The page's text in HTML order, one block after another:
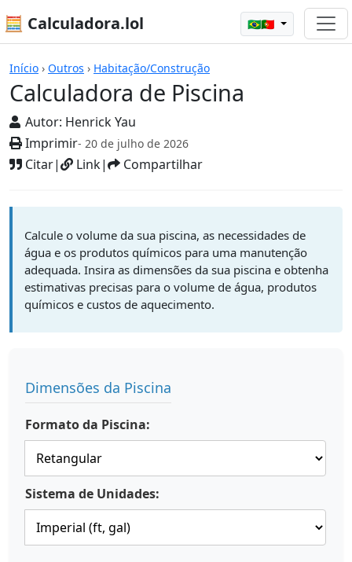
🧮 Calculadora.lol 🇧🇷🇵🇹
Início › Outros › Habitação/Construção
Calculadora de Piscina
Autor: Henrick Yau
Imprimir- 20 de julho de 2026
Citar| Link| Compartilhar
Calculadoras
Calcule o volume da sua piscina, as necessidades de
água e os produtos químicos para uma manutenção
adequada. Insira as dimensões da sua piscina e obtenha
estimativas precisas para o volume de água, produtos
químicos e custos de aquecimento.
Dimensões da Piscina
Formato da Piscina:
Sistema de Unidades: